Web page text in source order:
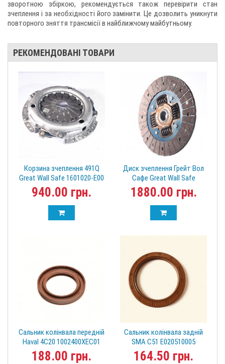
зворотною збіркою, рекомендується також перевірити стан
зчеплення і за необхідності його замінити. Це дозволить уникнути
повторного зняття трансмісії в найближчому майбутньому.
РЕКОМЕНДОВАНІ ТОВАРИ
Корзина зчеплення 491Q
Great Wall Safe 1601020-E00
940.00 грн.
Диск зчеплення Грейт Вол
Сафе Great Wall Safe
1601050-E00 КНР
1880.00 грн.
Сальник колінвала передній
Haval 4C20 1002400XEC01
H6 H7 H9 H8
188.00 грн.
Сальник колінвала задній
SMA C51 E020510005
164.50 грн.